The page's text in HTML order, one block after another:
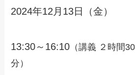
2024年12月13日（金）
13:30～16:10 （講義 ２時間
分）